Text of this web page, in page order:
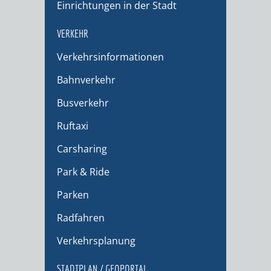
Einrichtungen in der Stadt
VERKEHR
Verkehrsinformationen
Bahnverkehr
Busverkehr
Ruftaxi
Carsharing
Park & Ride
Parken
Radfahren
Verkehrsplanung